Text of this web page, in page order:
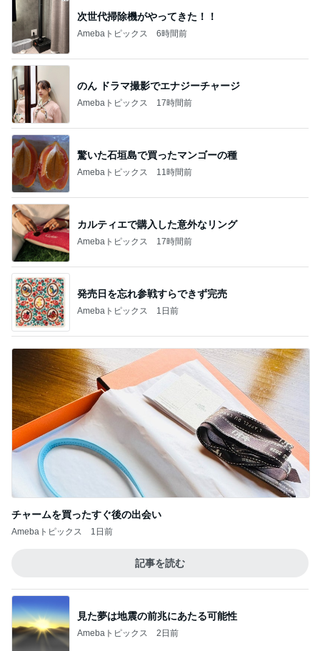
次世代掃除機がやってきた！！
Amebaトピックス 6時間前
のん ドラマ撮影でエナジーチャージ
Amebaトピックス 17時間前
驚いた石垣島で買ったマンゴーの種
Amebaトピックス 11時間前
カルティエで購入した意外なリング
Amebaトピックス 17時間前
発売日を忘れ参戦すらできず完売
Amebaトピックス 1日前
チャームを買ったすぐ後の出会い
Amebaトピックス 1日前
記事を読む
見た夢は地震の前兆にあたる可能性
Amebaトピックス 2日前